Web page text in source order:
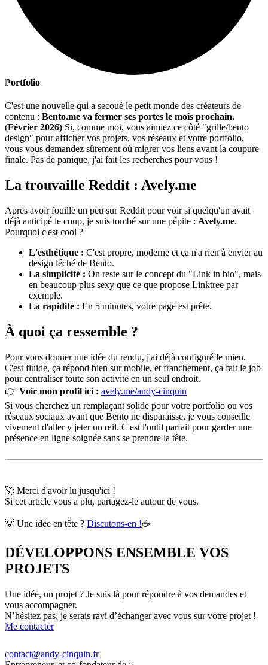
Portfolio
C'est une nouvelle qui a secoué le petit monde des créateurs de
contenu : Bento.me va fermer ses portes le mois prochain.
(Février 2026) Si, comme moi, vous aimiez ce côté "grille/bento
design" pour afficher vos projets, vos réseaux et votre portfolio,
vous vous demandez sûrement où migrer vos liens avant la coupure
finale. Pas de panique, j'ai fait les recherches pour vous !
La trouvaille Reddit : Avely.me
Après avoir fouillé un peu sur Reddit pour voir si quelqu'un avait
déjà anticipé le coup, je suis tombé sur une pépite : Avely.me.
Pourquoi c'est cool ?
L'esthétique : C'est propre, moderne et ça n'a rien à envier au
design léché de Bento.
La simplicité : On reste sur le concept du "Link in bio", mais
en beaucoup plus sexy que ce que propose Linktree par
exemple.
La rapidité : En 5 minutes, votre page est prête.
À quoi ça ressemble ?
Pour vous donner une idée du rendu, j'ai déjà configuré le mien.
C'est fluide, ça répond bien sur mobile, et franchement, ça fait le job
pour centraliser toute son activité en un seul endroit.
👉 Voir mon profil ici : avely.me/andy-cinquin
Si vous cherchez un remplaçant solide pour votre portfolio ou vos
réseaux sociaux avant que Bento ne disparaisse, je vous conseille
vivement d'aller y jeter un œil. C'est l'outil parfait pour garder une
présence en ligne soignée sans se prendre la tête.
🚀 Merci d'avoir lu jusqu'ici !
Si cet article vous a plu, partagez-le autour de vous.
💡 Une idée en tête ? Discutons-en !☕
DÉVELOPPONS ENSEMBLE VOS
PROJETS
Une idée, un projet ? Je suis là pour répondre à vos demandes et
vous accompagner.
N’hésitez pas, je serais ravi d’échanger avec vous sur votre projet !
Me contacter
contact@andy-cinquin.fr